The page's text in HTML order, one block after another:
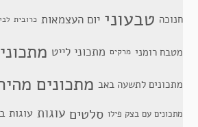
חנוכה טבעוני יום העצמאות כרובית
מטבח רומני מרקים מתכוני לייט
מתכונים לתשעה באב מתכונים
מתכונים עם בצק פילו סלטים עוגות עוגות